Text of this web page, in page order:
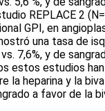
REPLACE 2
GPI, en
una tasa de
vs. 7,6%, y de
estos estudios
la heparina y la
a favor de la